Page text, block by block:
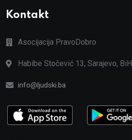
Kontakt
Asocijacija PravoDobro
Habibe Stočević 13, Sarajevo, BiH
info@ljudski.ba